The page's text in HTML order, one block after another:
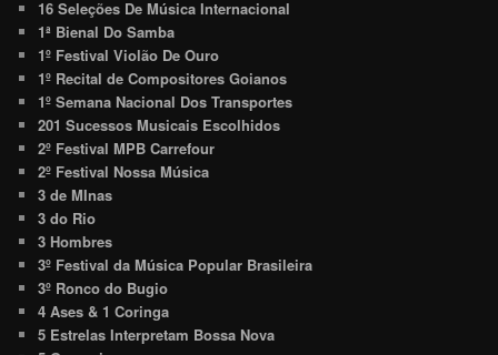
16 Seleções De Música Internacional
1ª Bienal Do Samba
1º Festival Violão De Ouro
1º Recital de Compositores Goianos
1º Semana Nacional Dos Transportes
201 Sucessos Musicais Escolhidos
2º Festival MPB Carrefour
2º Festival Nossa Música
3 de MInas
3 do Rio
3 Hombres
3º Festival da Música Popular Brasileira
3º Ronco do Bugio
4 Ases & 1 Coringa
5 Estrelas Interpretam Bossa Nova